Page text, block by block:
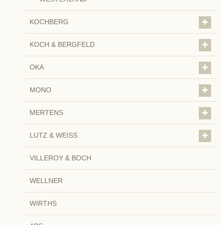
KOCHBERG
KOCH & BERGFELD
OKA
MONO
MERTENS
LUTZ & WEISS
VILLEROY & BOCH
WELLNER
WIRTHS